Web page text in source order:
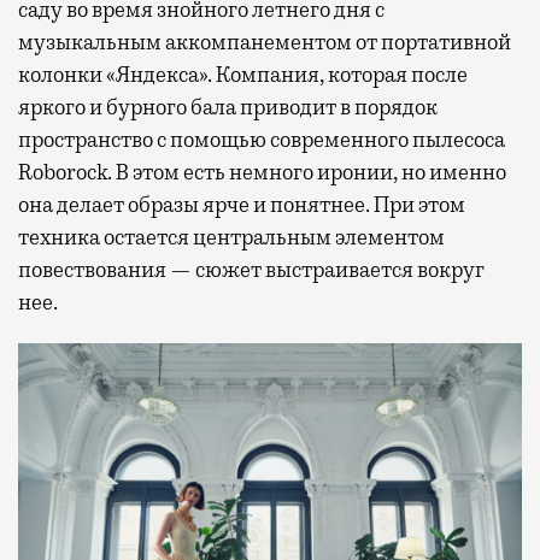
саду во время знойного летнего дня с
музыкальным аккомпанементом от портативной
колонки «Яндекса». Компания, которая после
яркого и бурного бала приводит в порядок
пространство с помощью современного пылесоса
Roborock. В этом есть немного иронии, но именно
она делает образы ярче и понятнее. При этом
техника остается центральным элементом
повествования — сюжет выстраивается вокруг
нее.